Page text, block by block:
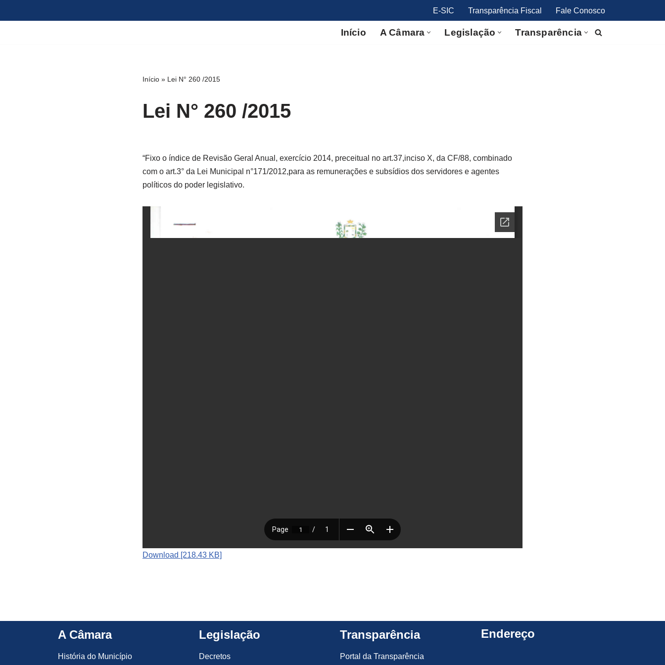
E-SIC Transparência Fiscal Fale Conosco
Início A Câmara Legislação Transparência
Início » Lei N° 260 /2015
Lei N° 260 /2015
“Fixo o índice de Revisão Geral Anual, exercício 2014, preceitual no art.37,inciso X, da CF/88, combinado
com o art.3° da Lei Municipal n°171/2012,para as remunerações e subsídios dos servidores e agentes
políticos do poder legislativo.
Download [218.43 KB]
A Câmara
História do Município
Legislação
Decretos
Transparência
Portal da Transparência
Endereço